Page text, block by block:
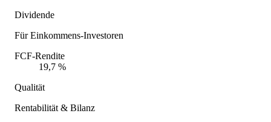
Dividende
Für Einkommens-Investoren
FCF-Rendite
19,7 %
Qualität
Rentabilität & Bilanz